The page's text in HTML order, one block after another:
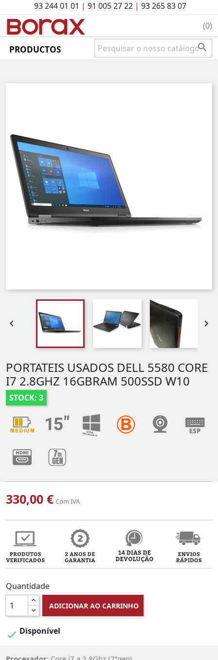
93 244 01 01 | 91 005 27 22| 93 265 83 07
BOrAx (0)
PRODUCTOS 
 
PORTATEIS USADOS DELL 5580 CORE
I7 2.8GHZ 16GBRAM 500SSD W10
STOCK: 3
330,00 € Com IVA
Quantidade
ADICIONAR AO CARRINHO
 Disponível